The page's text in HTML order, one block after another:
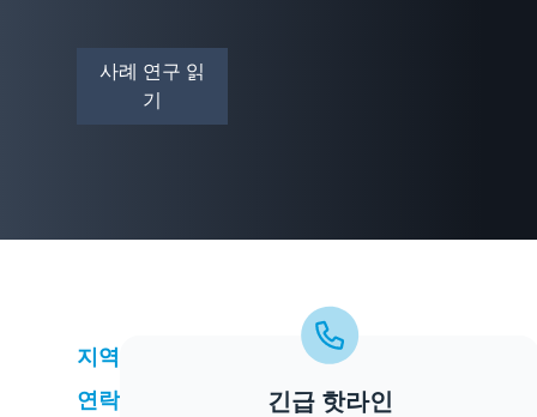
사례 연구 읽
기
지역
연락
긴급 핫라인